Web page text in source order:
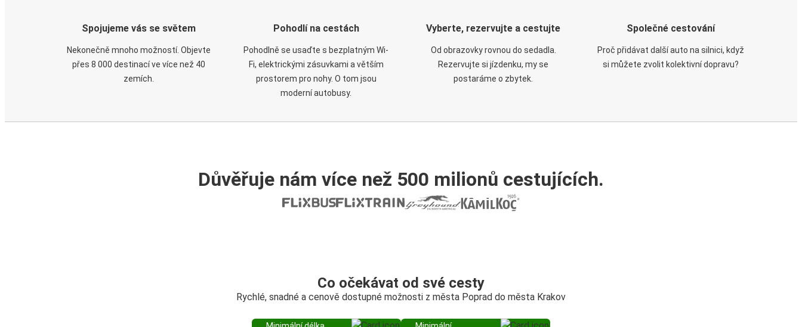
Spojujeme vás se světem
Nekonečně mnoho možností. Objevte
přes 8 000 destinací ve více než 40
zemích.
Pohodlí na cestách
Pohodlně se usaďte s bezplatným Wi-
Fi, elektrickými zásuvkami a větším
prostorem pro nohy. O tom jsou
moderní autobusy.
Vyberte, rezervujte a cestujte
Od obrazovky rovnou do sedadla.
Rezervujte si jízdenku, my se
postaráme o zbytek.
Společné cestování
Proč přidávat další auto na silnici, když
si můžete zvolit kolektivní dopravu?
Důvěřuje nám více než 500 milionů cestujících.
Co očekávat od své cesty
Rychlé, snadné a cenově dostupné možnosti z města Poprad do města Krakov